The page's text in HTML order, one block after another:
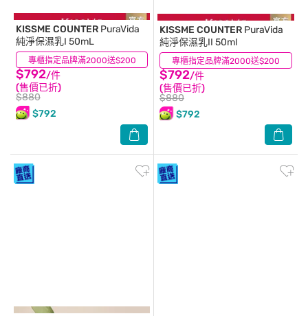
專櫃指定品牌滿2000送$200
KISSME COUNTER PuraVida
純淨保濕乳I 50mL
$792/件
(售價已折)
$880
$792
(0) 專櫃指定品牌滿2000送$200
KISSME COUNTER PuraVida
純淨保濕乳II 50ml
$792/件
(售價已折)
$880
$792
(0)